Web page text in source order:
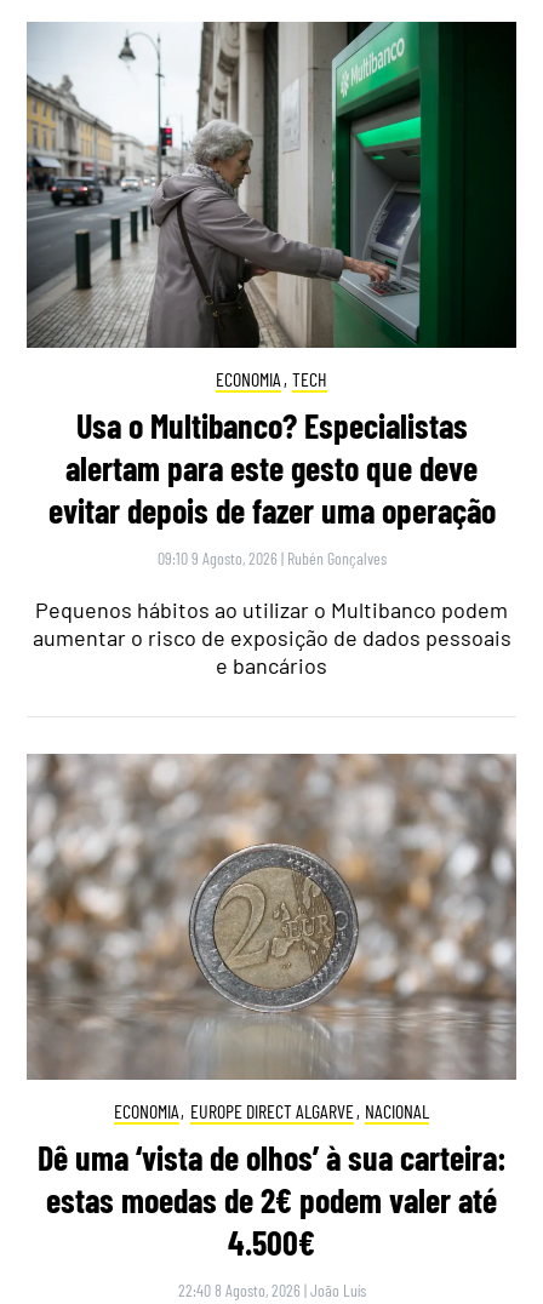
ECONOMIA , TECH
Usa o Multibanco? Especialistas
alertam para este gesto que deve
evitar depois de fazer uma operação
09:10 9 Agosto, 2026 | Rubén Gonçalves
Pequenos hábitos ao utilizar o Multibanco podem
aumentar o risco de exposição de dados pessoais
e bancários
ECONOMIA, EUROPE DIRECT ALGARVE, NACIONAL
Dê uma ‘vista de olhos’ à sua carteira:
estas moedas de 2€ podem valer até
4.500€
22:40 8 Agosto, 2026 |João Luís